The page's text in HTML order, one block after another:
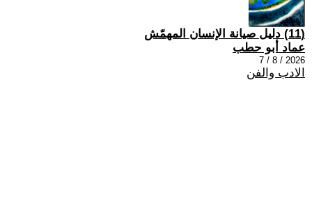
(11) دليل صيانة الإنسان المهمّش
عماد أبو حطب
2026 / 8 / 7
الادب والفن